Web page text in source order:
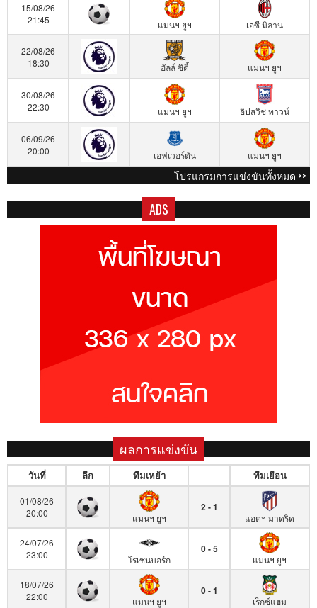
15/08/26
21:45
แมนฯ ยูฯ เอซี มิลาน
22/08/26
18:30
ฮัลล์ ซิตี้ แมนฯ ยูฯ
30/08/26
22:30
แมนฯ ยูฯ อิปสวิช ทาวน์
06/09/26
20:00
เอฟเวอร์ตัน แมนฯ ยูฯ
โปรแกรมการแข่งขันทั้งหมด >>
ADS
ผลการแข่งขัน
วันที่ ลีก ทีมเหย้า ทีมเยือน
01/08/26
20:00
แมนฯ ยูฯ
2 - 1
แอตฯ มาดริด
24/07/26
23:00
โรเซนบอร์ก
0 - 5
แมนฯ ยูฯ
18/07/26
22:00
แมนฯ ยูฯ
0 - 1
เร็กซ์แฮม